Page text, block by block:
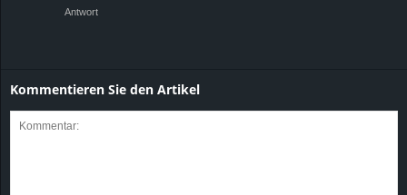
Antwort
Kommentieren Sie den Artikel